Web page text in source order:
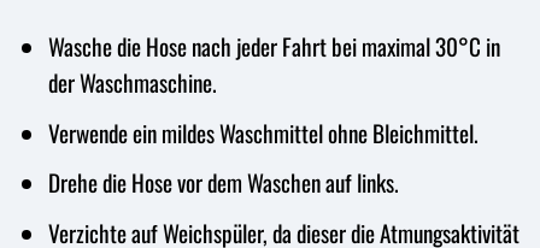
Wasche die Hose nach jeder Fahrt bei maximal 30°C in
der Waschmaschine.
Verwende ein mildes Waschmittel ohne Bleichmittel.
Drehe die Hose vor dem Waschen auf links.
Verzichte auf Weichspüler, da dieser die Atmungsaktivität